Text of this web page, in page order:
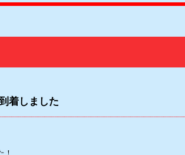
着しました
！